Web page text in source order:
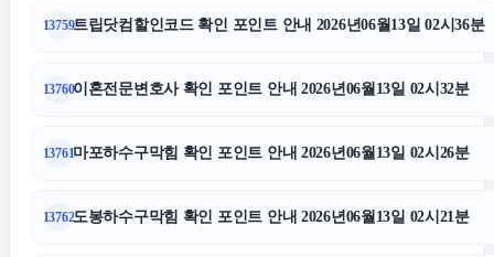
흥신소
폰테크
광진하수구막힘
강동구하수구막힘
13759트립닷컴할인코드 확인 포인트 안내 2026년06월13일 02시36분
13760이혼전문변호사 확인 포인트 안내 2026년06월13일 02시32분
13761마포하수구막힘 확인 포인트 안내 2026년06월13일 02시26분
13762도봉하수구막힘 확인 포인트 안내 2026년06월13일 02시21분